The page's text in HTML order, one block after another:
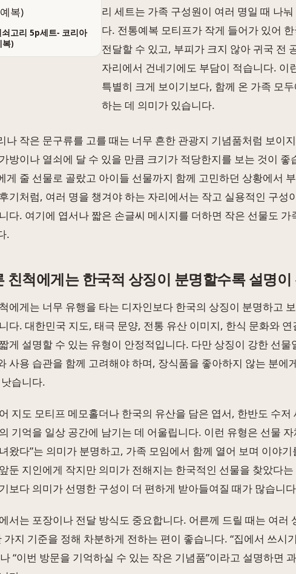
리 세트는 가족 구성원이 여러 명일 때 나
다. 전통예복 모티프가 작게 들어가 있어
전달할 수 있고, 부피가 크지 않아 귀국 전
자리에서 건네기에도 부담이 적습니다. 이
특별히 크게 보이기보다, 함께 온 가족 모
하는 데 의미가 있습니다.
쇠고리 5p세트- 코리아
복)
나 작은 문구류를 고를 때는 너무 흔한 관광지 기념품처럼 보이
방이나 열쇠에 달 수 있을 만큼 크기가 적당한지를 보는 것이 좋
게 줄 선물로 골랐고 아이들 선물까지 함께 고민하던 상황에서
기처럼, 여러 명을 챙겨야 하는 자리에서는 작고 실용적인 구성
다. 여기에 엽서나 짧은 손글씨 메시지를 더하면 작은 선물도 가
.
친척에게는 한국적 상징이 분명할수록 설명
에게는 너무 유행을 타는 디자인보다 한국의 상징이 분명하고
다. 대한민국 지도, 태극 문양, 전통 유산 이미지, 한식 문화와
게 설명할 수 있는 유형이 안정적입니다. 다만 상징이 강한 선물
사용 습관을 함께 고려해야 하며, 장식품을 좋아하지 않는 분에
습니다.
지도 모티프 메모홀더나 한국의 유산을 담은 엽서, 한반도 수저
기억을 일상 공간에 남기는 데 어울립니다. 이런 유형은 선물
왔다”는 의미가 분명하고, 가족 모임에서 함께 열어 보며 이야
둔 지인에게 작지만 의미가 전해지는 한국적인 선물을 찾았다
보다 의미가 선명한 구성이 더 편하게 받아들여질 때가 많습니
서는 포장이나 전달 방식도 중요합니다. 어른께 드릴 때는 여러
가지 기준을 정해 차분하게 전하는 편이 좋습니다. “집에서 쓰시
“이번 방문을 기억하실 수 있는 작은 기념품”이라고 설명하면